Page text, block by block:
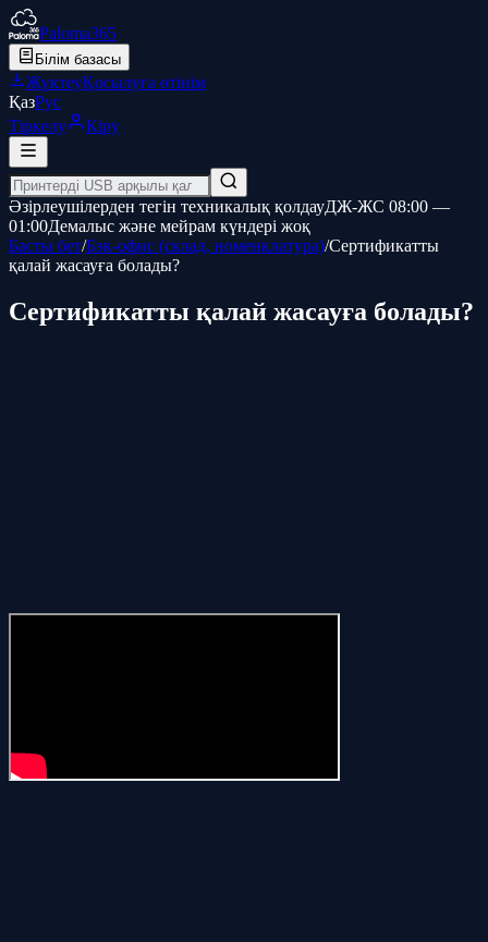
Paloma365
Білім базасы
ЖүктеуҚосылуға өтінім
ҚазРус
Тіркелу
Кіру
Әзірлеушілерден тегін техникалық қолдауДЖ-ЖС 08:00 —
01:00Демалыс және мейрам күндері жоқ
Басты бет/Бэк-офис (склад, номенклатура)/Сертификатты
қалай жасауға болады?
Сертификатты қалай жасауға болады?